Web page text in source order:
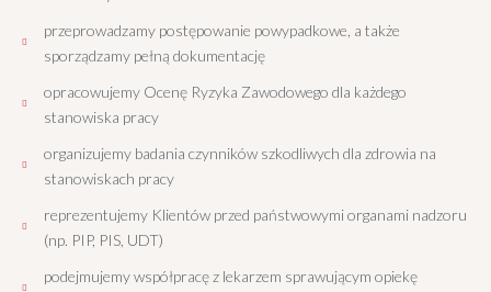
przeprowadzamy postępowanie powypadkowe, a także
sporządzamy pełną dokumentację
opracowujemy Ocenę Ryzyka Zawodowego dla każdego
stanowiska pracy
organizujemy badania czynników szkodliwych dla zdrowia na
stanowiskach pracy
reprezentujemy Klientów przed państwowymi organami nadzoru
(np. PIP, PIS, UDT)
podejmujemy współpracę z lekarzem sprawującym opiekę